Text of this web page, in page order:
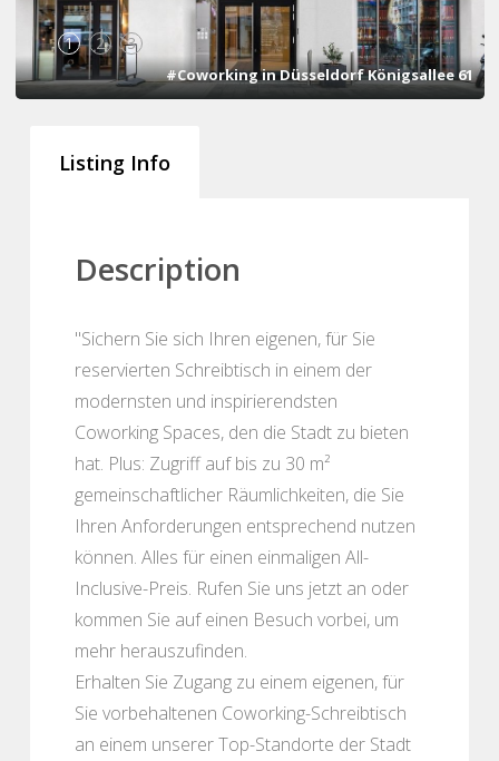
1 2 3
#Coworking in Düsseldorf Königsallee 61
Listing Info
Description
"Sichern Sie sich Ihren eigenen, für Sie
reservierten Schreibtisch in einem der
modernsten und inspirierendsten
Coworking Spaces, den die Stadt zu bieten
hat. Plus: Zugriff auf bis zu 30 m²
gemeinschaftlicher Räumlichkeiten, die Sie
Ihren Anforderungen entsprechend nutzen
können. Alles für einen einmaligen All-
Inclusive-Preis. Rufen Sie uns jetzt an oder
kommen Sie auf einen Besuch vorbei, um
mehr herauszufinden.
Erhalten Sie Zugang zu einem eigenen, für
Sie vorbehaltenen Coworking-Schreibtisch
an einem unserer Top-Standorte der Stadt